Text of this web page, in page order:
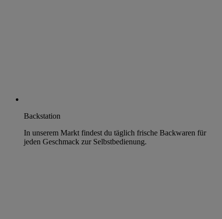
Backstation
In unserem Markt findest du täglich frische Backwaren für
jeden Geschmack zur Selbstbedienung.